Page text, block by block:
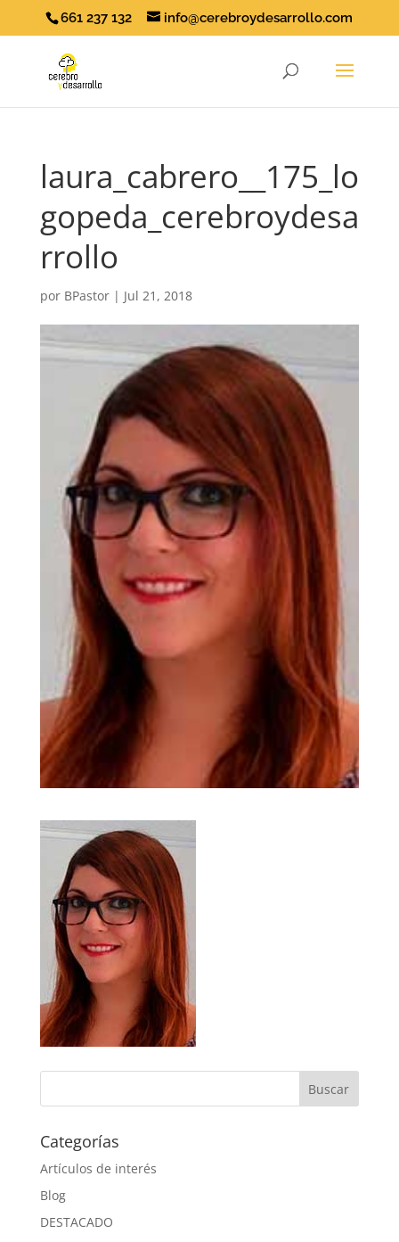
661 237 132 info@cerebroydesarrollo.com
laura_cabrero__175_lo
gopeda_cerebroydesa
rrollo
por BPastor| Jul 21, 2018
Categorías
Artículos de interés
Blog
DESTACADO